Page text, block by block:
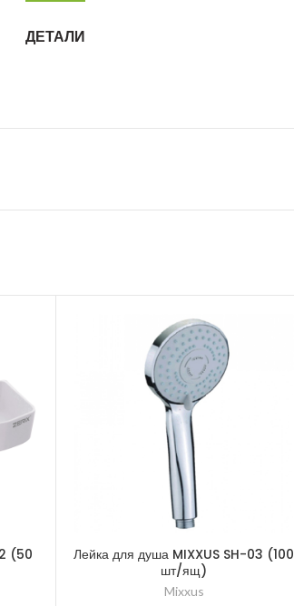
ДЕТАЛИ
(50
Лейка для душа MIXXUS SH-03 (100
шт/ящ)
Mixxus